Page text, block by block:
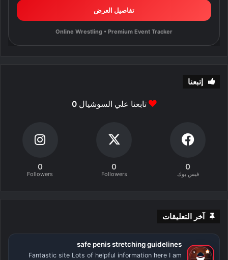
تفاصيل العرض
Online Wrestling • Premium Event Tracker
إتبعنا
تابعنا علي السوشيال0
0
فيس بوك
0
Followers
0
Followers
آخر التعليقات
safe penis stretching guidelines
Fantastic site Lots of helpful information here I am